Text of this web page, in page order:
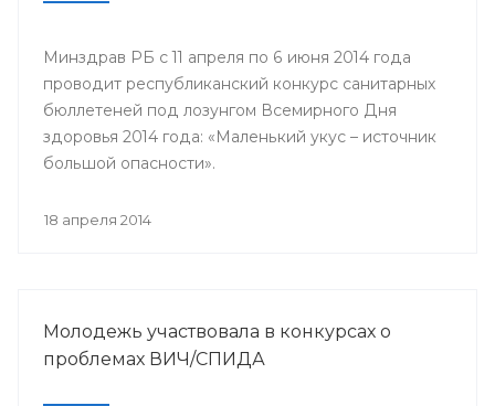
Минздрав РБ с 11 апреля по 6 июня 2014 года
проводит республиканский конкурс санитарных
бюллетеней под лозунгом Всемирного Дня
здоровья 2014 года: «Маленький укус – источник
большой опасности».
18 апреля 2014
Молодежь участвовала в конкурсах о
проблемах ВИЧ/СПИДА